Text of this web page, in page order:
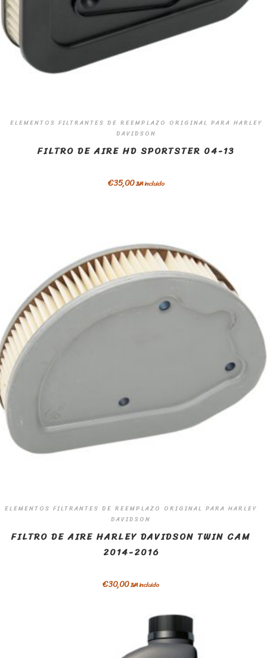
ELEMENTOS FILTRANTES DE REEMPLAZO ORIGINAL PARA HARLEY
DAVIDSON
FILTRO DE AIRE HD SPORTSTER 04-13
€35,00IVA incluido
ELEMENTOS FILTRANTES DE REEMPLAZO ORIGINAL PARA HARLEY
DAVIDSON
FILTRO DE AIRE HARLEY DAVIDSON TWIN CAM
2014-2016
€30,00IVA incluido